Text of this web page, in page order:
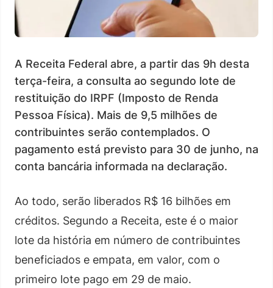
A Receita Federal abre, a partir das 9h desta
terça-feira, a consulta ao segundo lote de
restituição do IRPF (Imposto de Renda
Pessoa Física). Mais de 9,5 milhões de
contribuintes serão contemplados. O
pagamento está previsto para 30 de junho, na
conta bancária informada na declaração.
Ao todo, serão liberados R$ 16 bilhões em
créditos. Segundo a Receita, este é o maior
lote da história em número de contribuintes
beneficiados e empata, em valor, com o
primeiro lote pago em 29 de maio.